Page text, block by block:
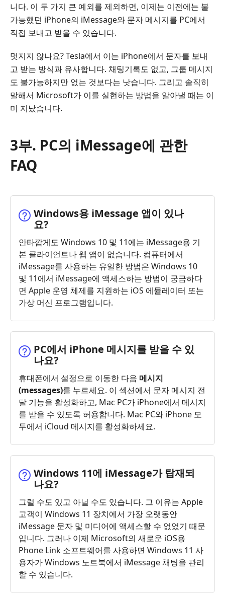
니다. 이 두 가지 큰 예외를 제외하면, 이제는 이전에는 불
가능했던 iPhone의 iMessage와 문자 메시지를 PC에서
직접 보내고 받을 수 있습니다.
멋지지 않나요? Tesla에서 이는 iPhone에서 문자를 보내
고 받는 방식과 유사합니다. 채팅기록도 없고, 그룹 메시지
도 불가능하지만 없는 것보다는 낫습니다. 그리고 솔직히
말해서 Microsoft가 이를 실현하는 방법을 알아낼 때는 이
미 지났습니다.
3부. PC의 iMessage에 관한
FAQ
Windows용 iMessage 앱이 있나
요?
안타깝게도 Windows 10 및 11에는 iMessage용 기
본 클라이언트나 웹 앱이 없습니다. 컴퓨터에서
iMessage를 사용하는 유일한 방법은 Windows 10
및 11에서 iMessage에 액세스하는 방법이 궁금하다
면 Apple 운영 체제를 지원하는 iOS 에뮬레이터 또는
가상 머신 프로그램입니다.
PC에서 iPhone 메시지를 받을 수 있
나요?
휴대폰에서 설정으로 이동한 다음 메시지
(messages)를 누르세요. 이 섹션에서 문자 메시지 전
달 기능을 활성화하고, Mac PC가 iPhone에서 메시지
를 받을 수 있도록 허용합니다. Mac PC와 iPhone 모
두에서 iCloud 메시지를 활성화하세요.
Windows 11에 iMessage가 탑재되
나요?
그럴 수도 있고 아닐 수도 있습니다. 그 이유는 Apple
고객이 Windows 11 장치에서 가장 오랫동안
iMessage 문자 및 미디어에 액세스할 수 없었기 때문
입니다. 그러나 이제 Microsoft의 새로운 iOS용
Phone Link 소프트웨어를 사용하면 Windows 11 사
용자가 Windows 노트북에서 iMessage 채팅을 관리
할 수 있습니다.